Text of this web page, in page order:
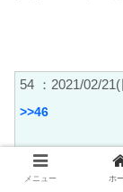
54 ：2021/02/
>>46
ないで
メニュー ホ